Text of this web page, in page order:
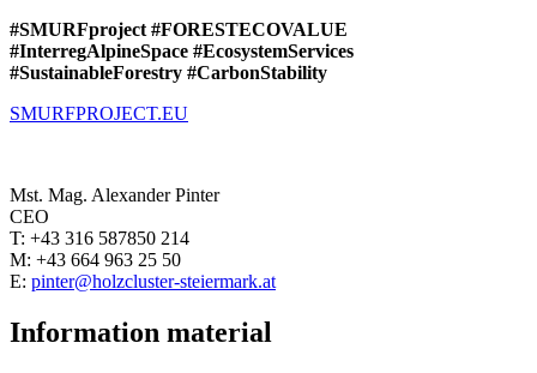
#SMURFproject #FORESTECOVALUE
#InterregAlpineSpace #EcosystemServices
#SustainableForestry #CarbonStability
SMURFPROJECT.EU
Mst. Mag. Alexander Pinter
CEO
T: +43 316 587850 214
M: +43 664 963 25 50
E: pinter@holzcluster-steiermark.at
Information material